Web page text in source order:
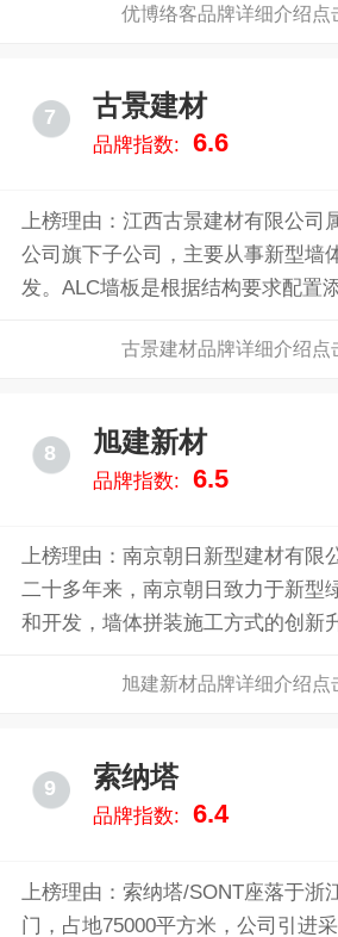
力广的高端标杆企业和绿色装配式
优博络客品牌详细介绍点
7 古景建材
品牌指数: 6.6
上榜理由：江西古景建材有限公司
公司旗下子公司，主要从事新型墙
发。ALC墙板是根据结构要求配置
古景建材品牌详细介绍点
8 旭建新材
品牌指数: 6.5
上榜理由：南京朝日新型建材有限
二十多年来，南京朝日致力于新型
和开发，墙体拼装施工方式的创新
旭建新材品牌详细介绍点
9 索纳塔
品牌指数: 6.4
上榜理由：索纳塔/SONT座落于浙
门，占地75000平方米，公司引进